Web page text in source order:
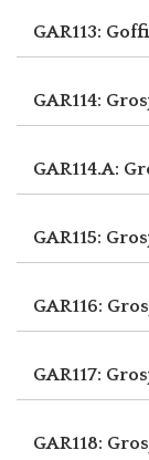
GAR113:
GAR114:
GAR114.A:
GAR115:
GAR116:
GAR117:
GAR118: